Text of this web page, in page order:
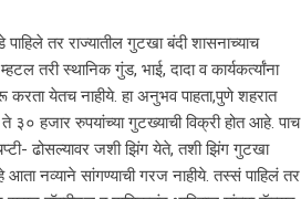
तर राज्यातील गुटखा बंदी शासनाच्याच
तरी स्थानिक गुंड, भाई, दादा व कार्यकर्त्यांना
करता येतच नाहीये. हा अनुभव पाहता,पुणे शहरात
३० हजार रुपयांच्या गुटख्याची विक्री होत आहे. पाच
ढोसल्यावर जशी झिंग येते, तशी झिंग गुटखा
नव्याने सांगण्याची गरज नाहीये. तस्सं पाहिलं तर